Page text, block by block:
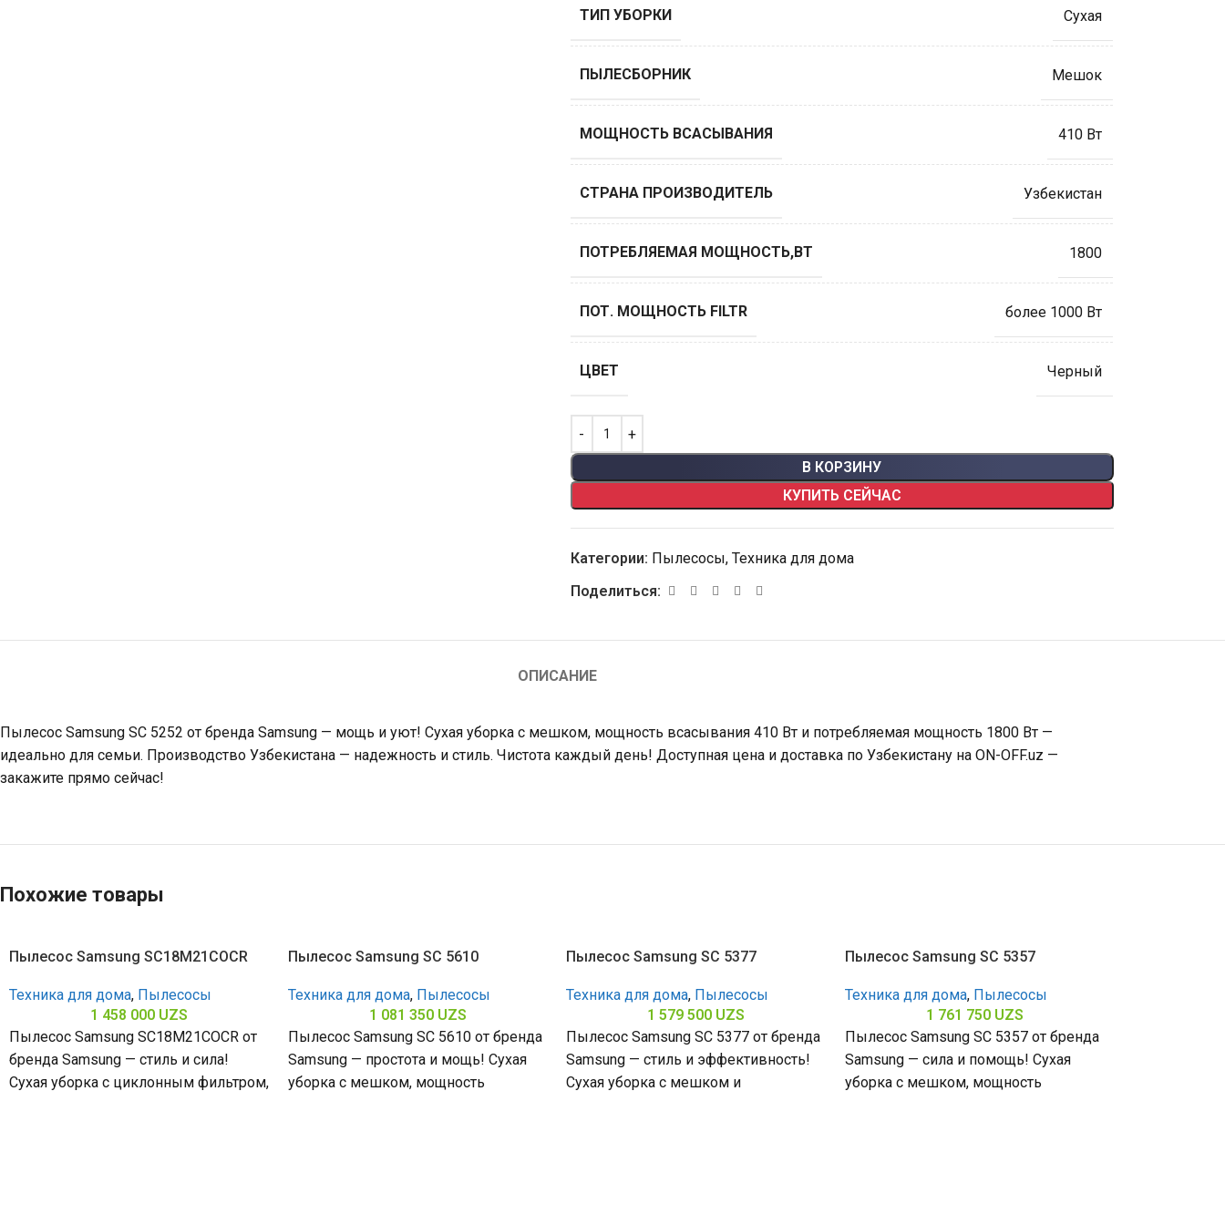
ТИП УБОРКИ Сухая
ПЫЛЕСБОРНИК Мешок
МОЩНОСТЬ ВСАСЫВАНИЯ 410 Вт
СТРАНА ПРОИЗВОДИТЕЛЬ Узбекистан
ПОТРЕБЛЯЕМАЯ МОЩНОСТЬ,ВТ 1800
ПОТ. МОЩНОСТЬ FILTR более 1000 Вт
ЦВЕТ Черный
В КОРЗИНУ
КУПИТЬ СЕЙЧАС
Категории: Пылесосы, Техника для дома
Поделиться:
ОПИСАНИЕ
Пылесос Samsung SC 5252 от бренда Samsung — мощь и уют! Сухая уборка с мешком, мощность всасывания 410 Вт и потребляемая мощность 1800 Вт —
идеально для семьи. Производство Узбекистана — надежность и стиль. Чистота каждый день! Доступная цена и доставка по Узбекистану на ON-OFF.uz —
закажите прямо сейчас!
Похожие товары
Пылесос Samsung SC18M21COCR
Техника для дома, Пылесосы
1 458 000 UZS
Пылесос Samsung SC18M21COCR от
бренда Samsung — стиль и сила!
Сухая уборка с циклонным фильтром,
Пылесос Samsung SC 5610
Техника для дома, Пылесосы
1 081 350 UZS
Пылесос Samsung SC 5610 от бренда
Samsung — простота и мощь! Сухая
уборка с мешком, мощность
Пылесос Samsung SC 5377
Техника для дома, Пылесосы
1 579 500 UZS
Пылесос Samsung SC 5377 от бренда
Samsung — стиль и эффективность!
Сухая уборка с мешком и
Пылесос Samsung SC 5357
Техника для дома, Пылесосы
1 761 750 UZS
Пылесос Samsung SC 5357 от бренда
Samsung — сила и помощь! Сухая
уборка с мешком, мощность